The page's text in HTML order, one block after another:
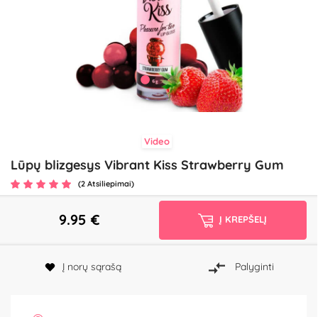
Video
Lūpų blizgesys Vibrant Kiss Strawberry Gum
(2 Atsiliepimai)
9.95 € Į KREPŠELĮ
Į norų sąrašą Palyginti